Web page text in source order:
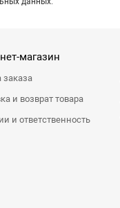
магазин
заказа
и возврат товара
и ответственность